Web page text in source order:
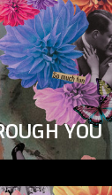
YOU